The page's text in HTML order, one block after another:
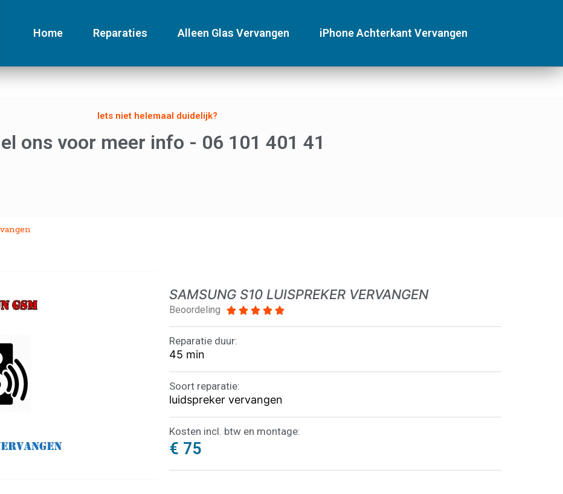
Home Reparaties Alleen Glas Vervangen iPhone Achterkant Vervangen
Iets niet helemaal duidelijk?
ons voor meer info - 06 101 401 41
SAMSUNG S10 LUISPREKER VERVANGEN
Beoordeling     
Reparatie duur:
45 min
Soort reparatie:
luidspreker vervangen
Kosten incl. btw en montage:
€ 75